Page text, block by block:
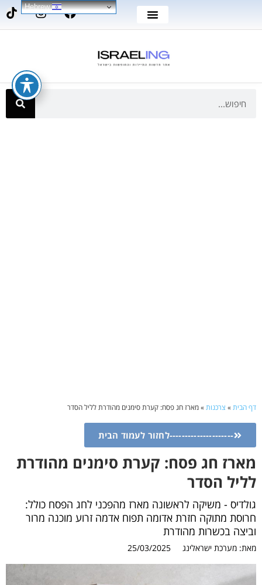
דף הבית» צרכנות»מארז חג פסח: קערת סימנים מהודרת לליל הסדר
---------------------לחזור לעמוד הבית
מארז חג פסח: קערת סימנים מהודרת
לליל הסדר
גולדיס - משיקה לראשונה מארז מהפכני לחג הפסח כולל:
חרוסת מתוקה חזרת אדומה תפוח אדמה זרוע מוכנה מרור
וביצה בכשרות מהודרת
מאת: מערכת ישראלינג 25/03/2025
Hebrew